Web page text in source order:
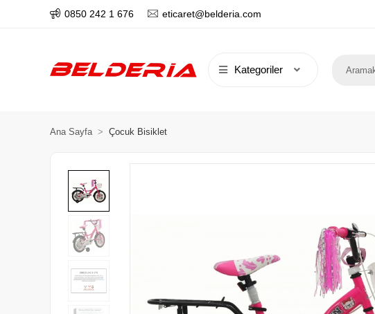
0850 242 1 676 eticaret@belderia.com
Kategoriler
Ana Sayfa Çocuk Bisiklet